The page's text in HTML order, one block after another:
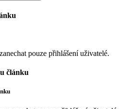
pouze přihlášení uživatelé.
článku